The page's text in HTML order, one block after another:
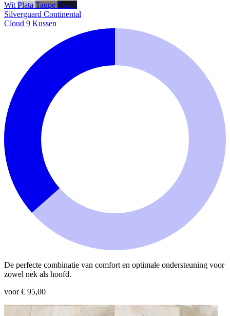
Wit Plata Taupe Zwart
Silverguard Continental
Cloud 9 Kussen
De perfecte combinatie van comfort en optimale ondersteuning voor
zowel nek als hoofd.
voor € 95,00